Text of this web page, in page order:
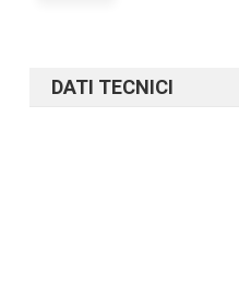
DATI TECNICI